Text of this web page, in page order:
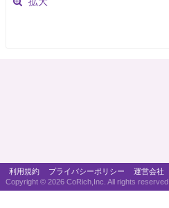
利用規約 プライバシーポリシー 運営会社
Copyright © 2026 CoRich,Inc. All rights reserved.